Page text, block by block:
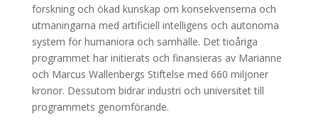
forskning och ökad kunskap om konsekvenserna och
utmaningarna med artificiell intelligens och autonoma
system för humaniora och samhälle. Det tioåriga
programmet har initierats och finansieras av Marianne
och Marcus Wallenbergs Stiftelse med 660 miljoner
kronor. Dessutom bidrar industri och universitet till
programmets genomförande.